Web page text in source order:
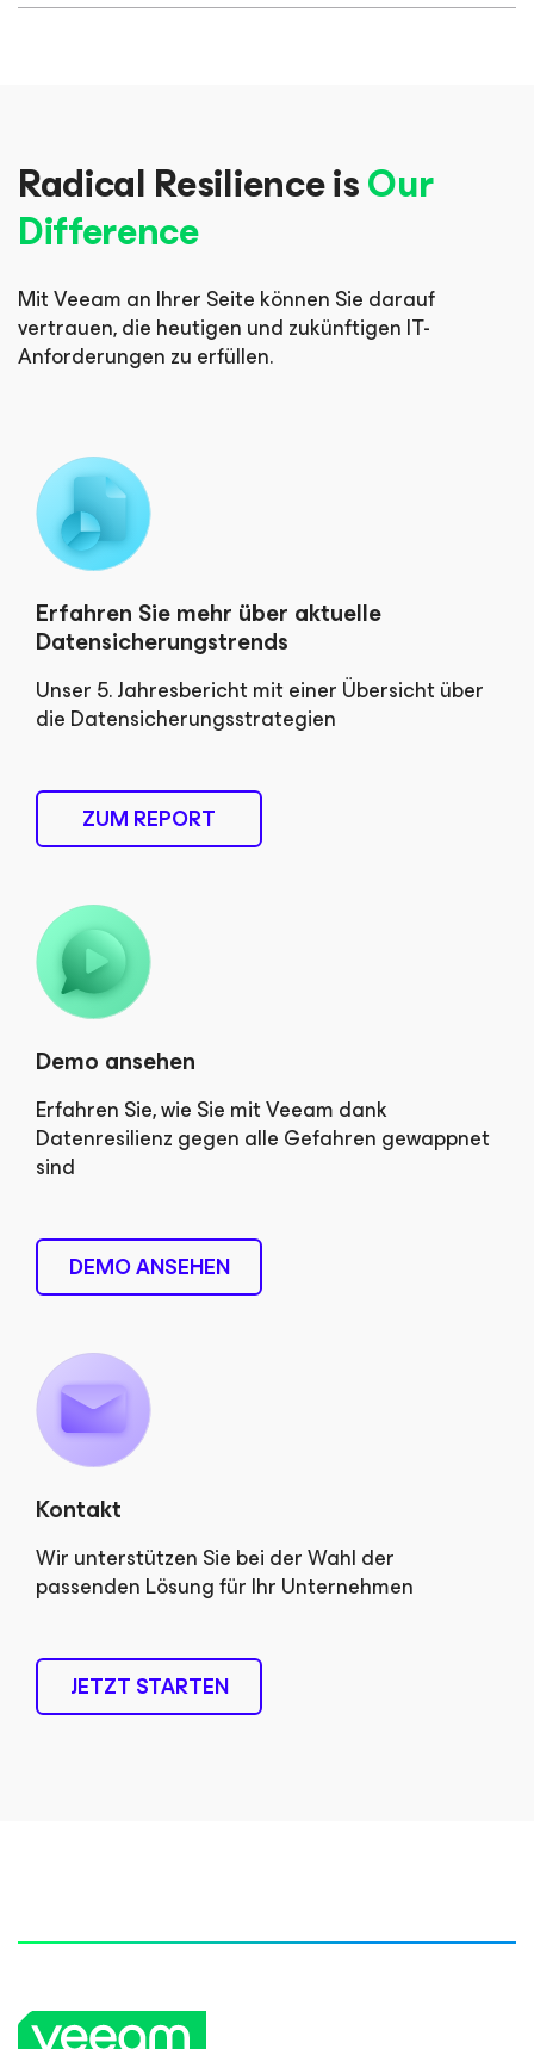
Radical Resilience isOur
Difference
Mit Veeam an Ihrer Seite können Sie darauf
vertrauen, die heutigen und zukünftigen IT-
Anforderungen zu erfüllen.
Erfahren Sie mehr über aktuelle
Datensicherungstrends
Unser 5. Jahresbericht mit einer Übersicht über
die Datensicherungsstrategien
ZUM REPORT
Demo ansehen
Erfahren Sie, wie Sie mit Veeam dank
Datenresilienz gegen alle Gefahren gewappnet
sind
DEMO ANSEHEN
Kontakt
Wir unterstützen Sie bei der Wahl der
passenden Lösung für Ihr Unternehmen
JETZT STARTEN